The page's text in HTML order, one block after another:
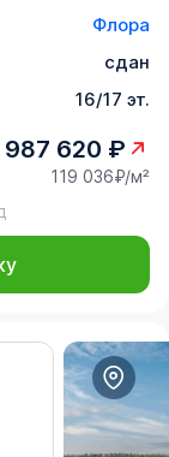
Флора
сдан
16/17 эт.
987 620 ₽
119 036₽/м²